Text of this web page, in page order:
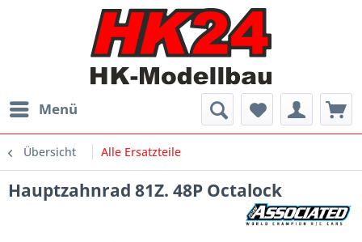
Menü
Übersicht Alle Ersatzteile
Hauptzahnrad 81Z. 48P Octalock